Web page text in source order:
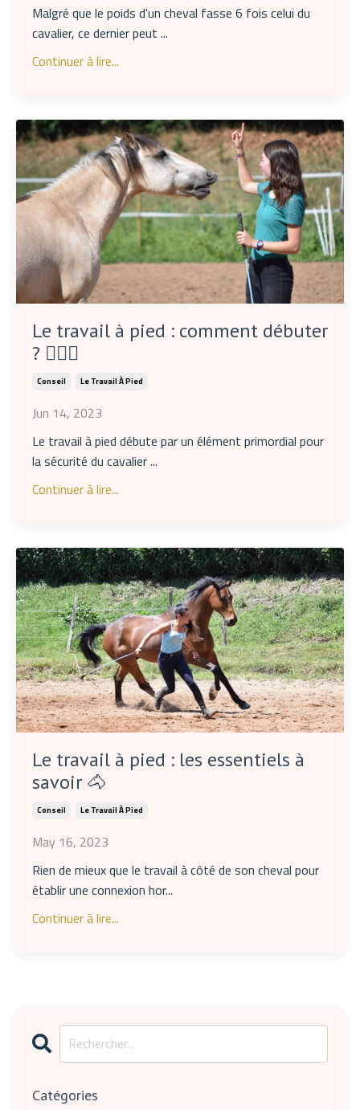
Malgré que le poids d'un cheval fasse 6 fois celui du
cavalier, ce dernier peut ...
Continuer à lire...
Le travail à pied : comment débuter
? 🙋🏻‍♀️
Conseil Le Travail À Pied
Jun 14, 2023
Le travail à pied débute par un élément primordial pour
la sécurité du cavalier ...
Continuer à lire...
Le travail à pied : les essentiels à
savoir 🐴
Conseil Le Travail À Pied
May 16, 2023
Rien de mieux que le travail à côté de son cheval pour
établir une connexion hor...
Continuer à lire...
Catégories